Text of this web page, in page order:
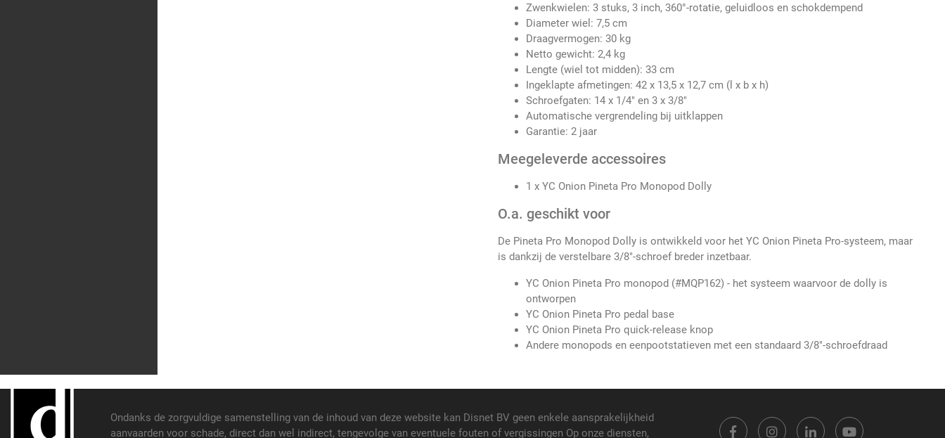
Zwenkwielen: 3 stuks, 3 inch, 360°-rotatie, geluidloos en schokdempend
Diameter wiel: 7,5 cm
Draagvermogen: 30 kg
Netto gewicht: 2,4 kg
Lengte (wiel tot midden): 33 cm
Ingeklapte afmetingen: 42 x 13,5 x 12,7 cm (l x b x h)
Schroefgaten: 14 x 1/4" en 3 x 3/8"
Automatische vergrendeling bij uitklappen
Garantie: 2 jaar
Meegeleverde accessoires
1 x YC Onion Pineta Pro Monopod Dolly
O.a. geschikt voor
De Pineta Pro Monopod Dolly is ontwikkeld voor het YC Onion Pineta Pro-systeem, maar
is dankzij de verstelbare 3/8"-schroef breder inzetbaar.
YC Onion Pineta Pro monopod (#MQP162) - het systeem waarvoor de dolly is
ontworpen
YC Onion Pineta Pro pedal base
YC Onion Pineta Pro quick-release knop
Andere monopods en eenpootstatieven met een standaard 3/8"-schroefdraad
Ondanks de zorgvuldige samenstelling van de inhoud van deze website kan Disnet BV geen enkele aansprakelijkheid
aanvaarden voor schade, direct dan wel indirect, tengevolge van eventuele fouten of vergissingen Op onze diensten,